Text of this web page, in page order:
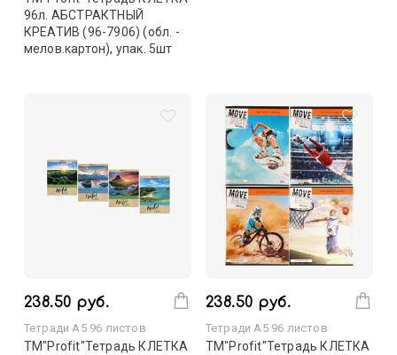
96л. АБСТРАКТНЫЙ
КРЕАТИВ (96-7906) (обл. -
мелов.картон), упак. 5шт
238.50 руб.
Тетради А5 96 листов
TM"Profit"Тетрадь КЛЕТКА
238.50 руб.
Тетради А5 96 листов
TM"Profit"Тетрадь КЛЕТКА